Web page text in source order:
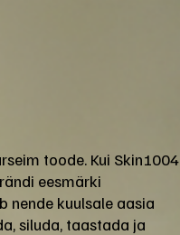
toode. Kui Skin1004
eesmärki
nende kuulsale aasia
siluda, taastada ja